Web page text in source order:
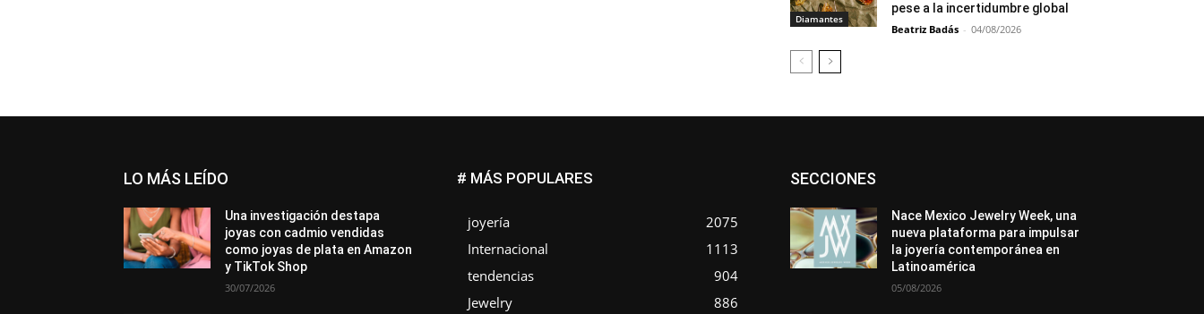
Diamantes
pese a la incertidumbre global
Beatriz Badás - 04/08/2026
LO MÁS LEÍDO
Una investigación destapa
joyas con cadmio vendidas
como joyas de plata en Amazon
y TikTok Shop
30/07/2026
# MÁS POPULARES
joyería
2075
Internacional
1113
tendencias
904
Jewelry
886
SECCIONESAsociaciones
En tendencia
In memoriam
La Pluma de Pedro Pérez
México
Mundo Técnico
Novedades
Opiniones
Perspectiva
Premios
Secciones
Sin categoría
Nace Mexico Jewelry Week, una
nueva plataforma para impulsar
la joyería contemporánea en
Latinoamérica
05/08/2026